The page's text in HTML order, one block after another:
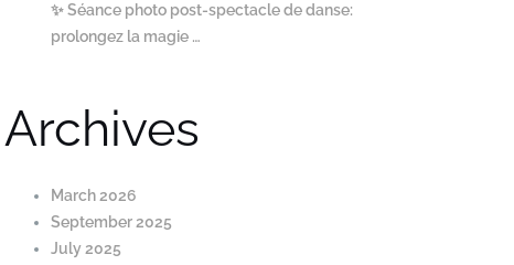
✨ Séance photo post-spectacle de danse:
prolongez la magie …
Archives
March 2026
September 2025
July 2025